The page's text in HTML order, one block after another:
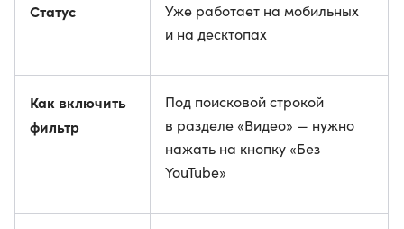
Статус
Уже работает на мобильных
и на десктопах
Как включить
фильтр
Под поисковой строкой
в разделе «Видео» — нужно
нажать на кнопку «Без
YouTube»